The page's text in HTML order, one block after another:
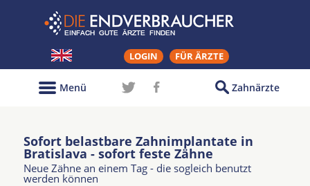
LOGIN FÜR ÄRZTE
Zahnärzte
Menü
Sofort belastbare Zahnimplantate in
Bratislava - sofort feste Zähne
Neue Zähne an einem Tag - die sogleich benutzt
werden können